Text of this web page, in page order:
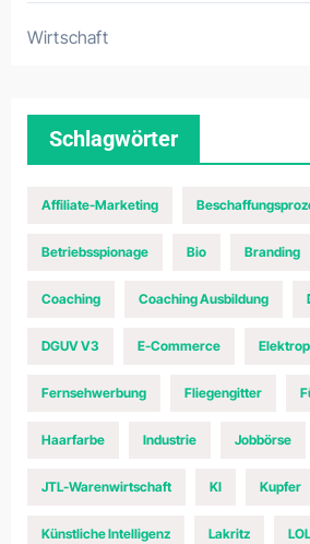
Wirtschaft
Schlagwörter
Affiliate-Marketing
Betriebsspionage Bio Branding
Coaching Coaching Ausbildung
DGUV V3 E-Commerce
Fernsehwerbung Fliegengitter
Haarfarbe Industrie Jobbörse
JTL-Warenwirtschaft KI Kupfer
Künstliche Intelligenz Lakritz LOL